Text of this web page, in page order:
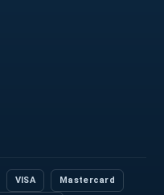
VISA Mastercard